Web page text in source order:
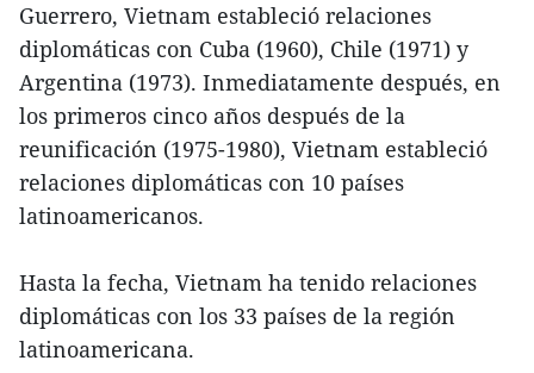
Guerrero, Vietnam estableció relaciones
diplomáticas con Cuba (1960), Chile (1971) y
Argentina (1973). Inmediatamente después, en
los primeros cinco años después de la
reunificación (1975-1980), Vietnam estableció
relaciones diplomáticas con 10 países
latinoamericanos.
Hasta la fecha, Vietnam ha tenido relaciones
diplomáticas con los 33 países de la región
latinoamericana.